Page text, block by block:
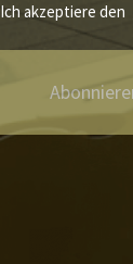
Ich akzeptiere den